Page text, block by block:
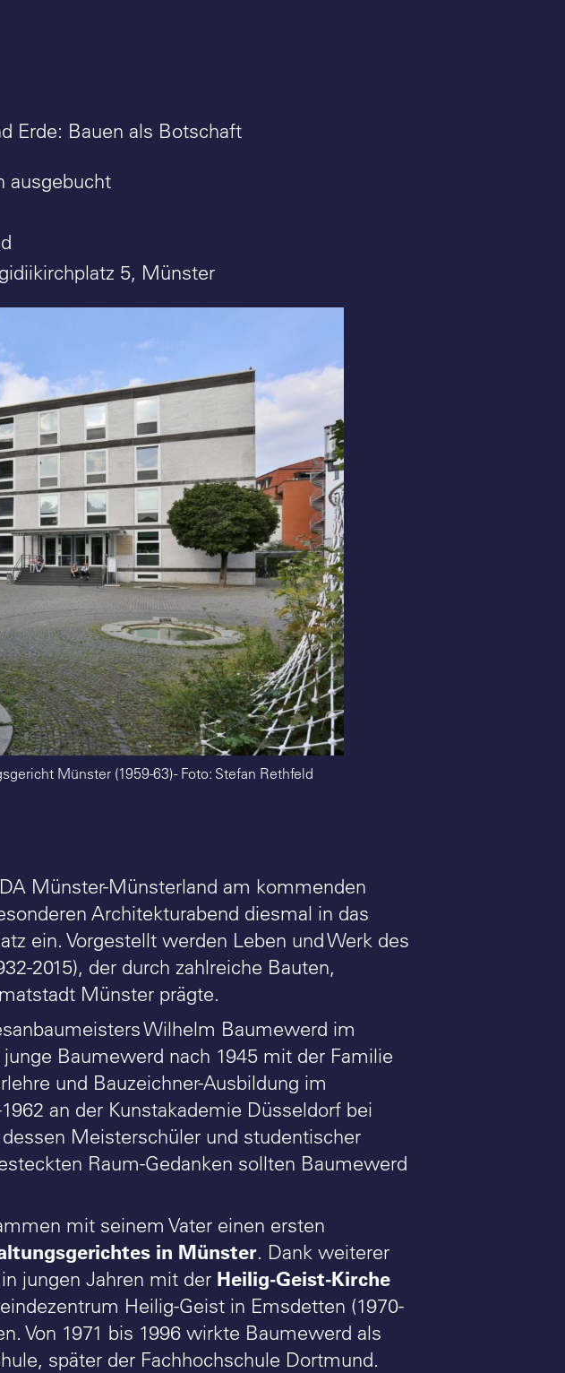
Erde: Bauen als Botschaft
ausgebucht
5, Münster
Münster (1959-63) - Foto: Stefan Rethfeld
Münster-Münsterland am kommenden
Architekturabend diesmal in das
ein. Vorgestellt werden Leben und Werk des
2015), der durch zahlreiche Bauten,
Münster prägte.
Wilhelm Baumewerd im
Baumewerd nach 1945 mit der Familie
und Bauzeichner-Ausbildung im
an der Kunstakademie Düsseldorf bei
Meisterschüler und studentischer
Raum-Gedanken sollten Baumewerd
mit seinem Vater einen ersten
in Münster. Dank weiterer
jungen Jahren mit der Heilig-Geist-Kirche
Heilig-Geist in Emsdetten (1970-
Von 1971 bis 1996 wirkte Baumewerd als
später der Fachhochschule Dortmund.